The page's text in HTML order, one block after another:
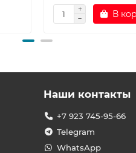
В
Наши контакты
+7 923 745-95-66
Telegram
WhatsApp